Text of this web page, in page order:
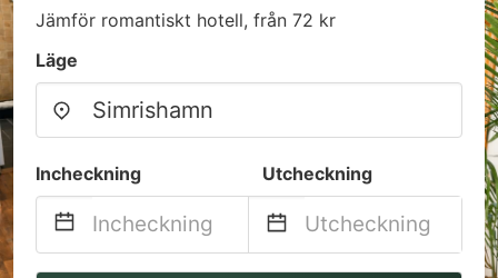
Jämför romantiskt hotell, från 72 kr
Läge
Incheckning Utcheckning
Navigate
Navigate